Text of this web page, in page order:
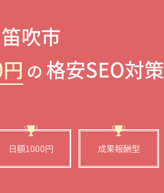
笛吹市
の 格安SEO対策
日額1000円 成果報酬型